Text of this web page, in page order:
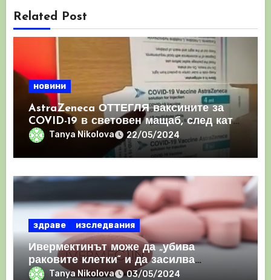
Related Post
новини
AstraZeneca ОТТЕГЛЯ ваксините за
COVID-19 в световен мащаб, след като
призна, че те причиняват КРЪВНИ
съсиреци
Tanya Nikolova 22/05/2024
здраве изследвания
Ивермектинът може да „убива
раковите клетки“ и да засилва
имунния отговор
Tanya Nikolova 03/05/2024